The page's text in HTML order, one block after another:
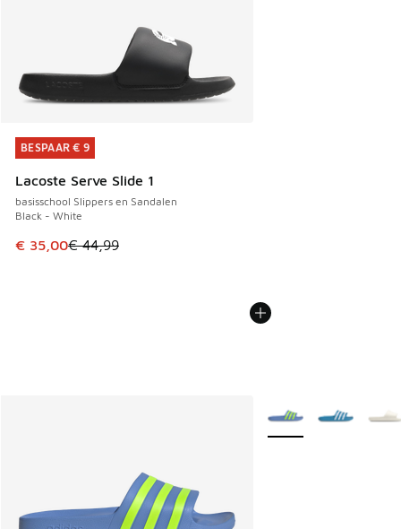
BESPAAR € 9
Lacoste Serve Slide 1
basisschool Slippers en Sandalen
Black - White
Dit artikel is in de uitverkoop. Dit artikel is in de
€ 35,00€ 44,99
BESPAAR € 9
Meer kleuren